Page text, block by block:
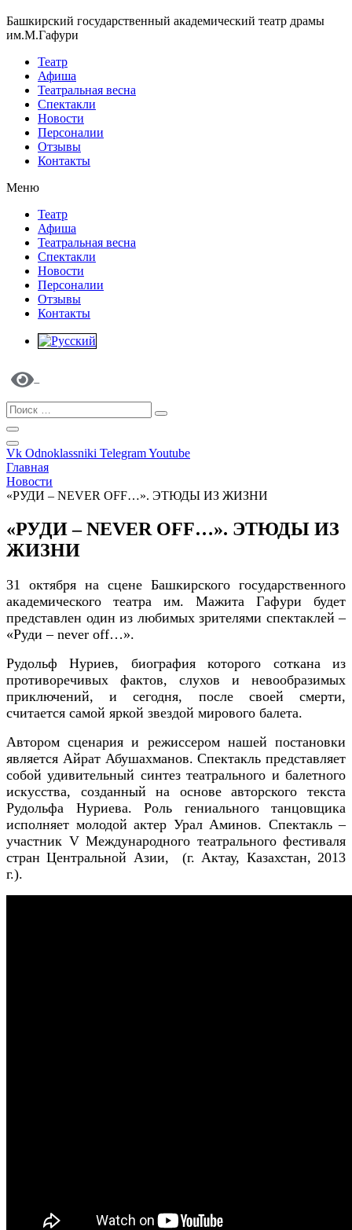
Башкирский государственный академический театр драмы
им.М.Гафури
Театр
Афиша
Театральная весна
Спектакли
Новости
Персоналии
Отзывы
Контакты
Меню
Театр
Афиша
Театральная весна
Спектакли
Новости
Персоналии
Отзывы
Контакты
Vk Odnoklassniki TelegramYoutube
Главная
Новости
«РУДИ – NEVER OFF…». ЭТЮДЫ ИЗ ЖИЗНИ
«РУДИ – NEVER OFF…». ЭТЮДЫ ИЗ
ЖИЗНИ
31 октября на сцене Башкирского государственного
академического театра им. Мажита Гафури будет
представлен один из любимых зрителями спектаклей –
«Руди – never off…».
Рудольф Нуриев, биография которого соткана из
противоречивых фактов, слухов и невообразимых
приключений, и сегодня, после своей смерти,
считается самой яркой звездой мирового балета.
Автором сценария и режиссером нашейпостановки
является Айрат Абушахманов. Спектакль представляет
собой удивительный синтез театрального и балетного
искусства, созданный на основе авторского текста
Рудольфа Нуриева. Роль гениального танцовщика
исполняет молодой актер Урал Аминов. Спектакль –
участник V Международного театрального фестиваля
стран Центральной Азии, (г. Актау, Казахстан, 2013
г.).